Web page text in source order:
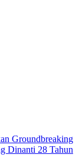
Groundbreaking
Dinanti 28 Tahun